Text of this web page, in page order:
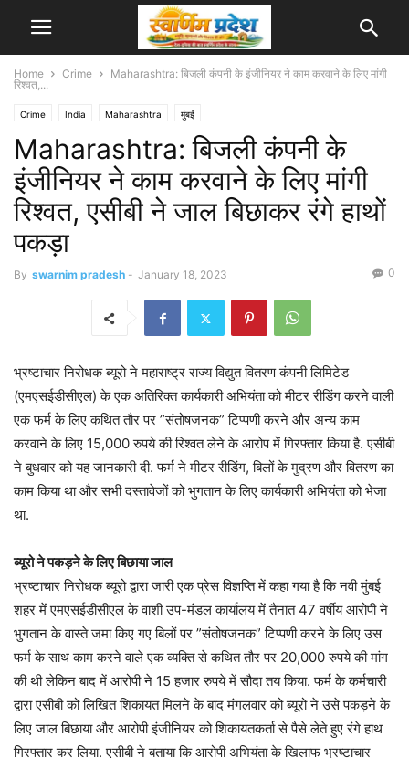
Home Crime
Maharashtra: बिजली कंपनी के इंजीनियर ने काम करवाने के लिए मांगी
रिश्वत,...
Crime India Maharashtra मुंबई
Maharashtra: बिजली कंपनी के
इंजीनियर ने काम करवाने के लिए मांगी
रिश्वत, एसीबी ने जाल बिछाकर रंगे हाथों
पकड़ा
By swarnim pradesh - January 18, 2023 0
भ्रष्टाचार निरोधक ब्यूरो ने महाराष्ट्र राज्य विद्युत वितरण कंपनी लिमिटेड
(एमएसईडीसीएल) के एक अतिरिक्त कार्यकारी अभियंता को मीटर रीडिंग करने वाली
एक फर्म के लिए कथित तौर पर ”संतोषजनक” टिप्पणी करने और अन्य काम
करवाने के लिए 15,000 रुपये की रिश्वत लेने के आरोप में गिरफ्तार किया है. एसीबी
ने बुधवार को यह जानकारी दी. फर्म ने मीटर रीडिंग, बिलों के मुद्रण और वितरण का
काम किया था और सभी दस्तावेजों को भुगतान के लिए कार्यकारी अभियंता को भेजा
था.
ब्यूरो ने पकड़ने के लिए बिछाया जाल
भ्रष्टाचार निरोधक ब्यूरो द्वारा जारी एक प्रेस विज्ञप्ति में कहा गया है कि नवी मुंबई
शहर में एमएसईडीसीएल के वाशी उप-मंडल कार्यालय में तैनात 47 वर्षीय आरोपी ने
भुगतान के वास्ते जमा किए गए बिलों पर ”संतोषजनक” टिप्पणी करने के लिए उस
फर्म के साथ काम करने वाले एक व्यक्ति से कथित तौर पर 20,000 रुपये की मांग
की थी लेकिन बाद में आरोपी ने 15 हजार रुपये में सौदा तय किया. फर्म के कर्मचारी
द्वारा एसीबी को लिखित शिकायत मिलने के बाद मंगलवार को ब्यूरो ने उसे पकड़ने के
लिए जाल बिछाया और आरोपी इंजीनियर को शिकायतकर्ता से पैसे लेते हुए रंगे हाथ
गिरफ्तार कर लिया. एसीबी ने बताया कि आरोपी अभियंता के खिलाफ भ्रष्टाचार